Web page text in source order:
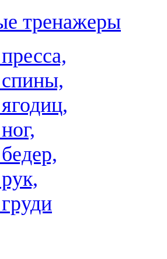
тренажеры